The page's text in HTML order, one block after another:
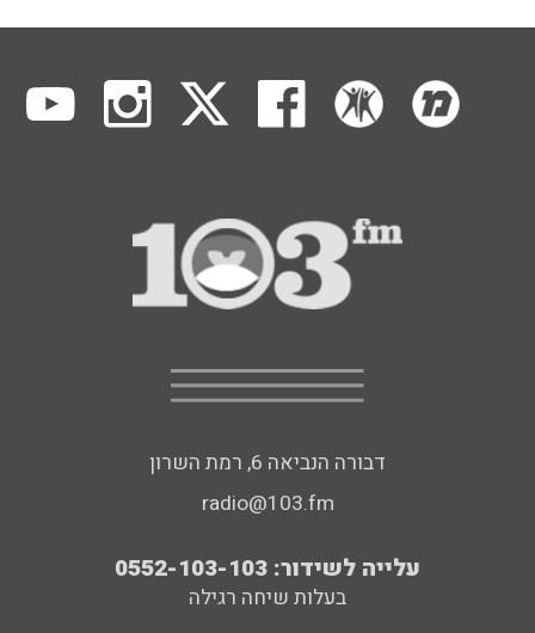
דבורה הנביאה 6, רמת השרון
radio@103.fm
עלייה לשידור: 0552-103-103
בעלות שיחה רגילה